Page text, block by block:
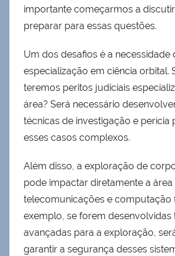
importante começarmos a
preparar para essas questões.
Um dos desafios é a necessidade
especialização em ciência orbital.
teremos peritos judiciais
área? Será necessário
técnicas de investigação e perícia
esses casos complexos.
Além disso, a exploração de
pode impactar diretamente a área
telecomunicações e computação
exemplo, se forem desenvolvidas
avançadas para a exploração,
garantir a segurança desses